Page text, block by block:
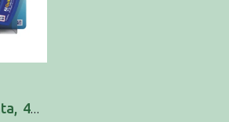
Niquitin Menta, 4 mg x 60 comp chupar